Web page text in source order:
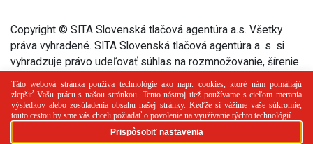
Copyright © SITA Slovenská tlačová agentúra a.s. Všetky
práva vyhradené. SITA Slovenská tlačová agentúra a. s. si
vyhradzuje právo udeľovať súhlas na rozmnožovanie, šírenie